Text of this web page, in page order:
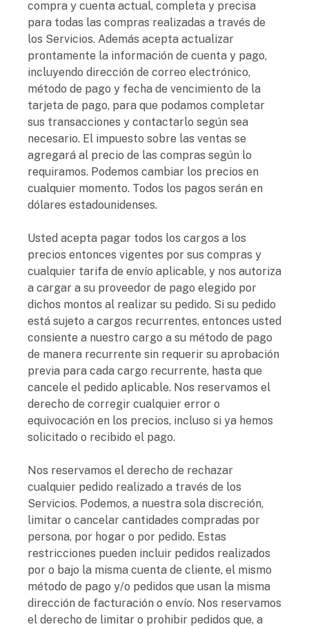
compra y cuenta actual, completa y precisa
para todas las compras realizadas a través de
los Servicios. Además acepta actualizar
prontamente la información de cuenta y pago,
incluyendo dirección de correo electrónico,
método de pago y fecha de vencimiento de la
tarjeta de pago, para que podamos completar
sus transacciones y contactarlo según sea
necesario. El impuesto sobre las ventas se
agregará al precio de las compras según lo
requiramos. Podemos cambiar los precios en
cualquier momento. Todos los pagos serán en
dólares estadounidenses.
Usted acepta pagar todos los cargos a los
precios entonces vigentes por sus compras y
cualquier tarifa de envío aplicable, y nos autoriza
a cargar a su proveedor de pago elegido por
dichos montos al realizar su pedido. Si su pedido
está sujeto a cargos recurrentes, entonces usted
consiente a nuestro cargo a su método de pago
de manera recurrente sin requerir su aprobación
previa para cada cargo recurrente, hasta que
cancele el pedido aplicable. Nos reservamos el
derecho de corregir cualquier error o
equivocación en los precios, incluso si ya hemos
solicitado o recibido el pago.
Nos reservamos el derecho de rechazar
cualquier pedido realizado a través de los
Servicios. Podemos, a nuestra sola discreción,
limitar o cancelar cantidades compradas por
persona, por hogar o por pedido. Estas
restricciones pueden incluir pedidos realizados
por o bajo la misma cuenta de cliente, el mismo
método de pago y/o pedidos que usan la misma
dirección de facturación o envío. Nos reservamos
el derecho de limitar o prohibir pedidos que, a